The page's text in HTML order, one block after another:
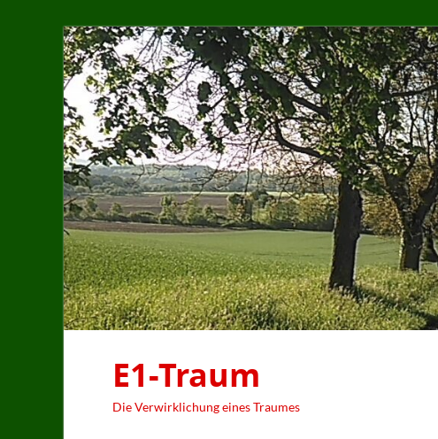
E1-Traum
Die Verwirklichung eines Traumes